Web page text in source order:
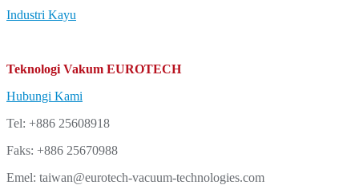
Industri Kayu
Teknologi Vakum EUROTECH
Hubungi Kami
Tel: +886 25608918
Faks: +886 25670988
Emel: taiwan@eurotech-vacuum-technologies.com